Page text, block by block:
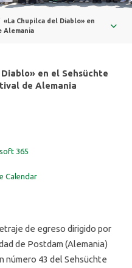
«La Chupilca del Diablo» en
Alemania
en el Sehsüchte
de Alemania
365
Calendar
de egreso dirigido por
de Postdam (Alemania)
número 43 del Sehsüchte